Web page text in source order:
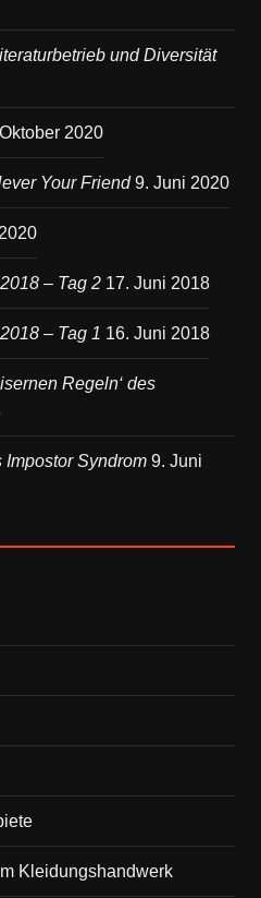
und Diversität
2020
Your Friend 9. Juni 2020
– Tag 2 17. Juni 2018
– Tag 1 16. Juni 2018
Regeln‘ des
Syndrom 9. Juni
Kleidungshandwerk